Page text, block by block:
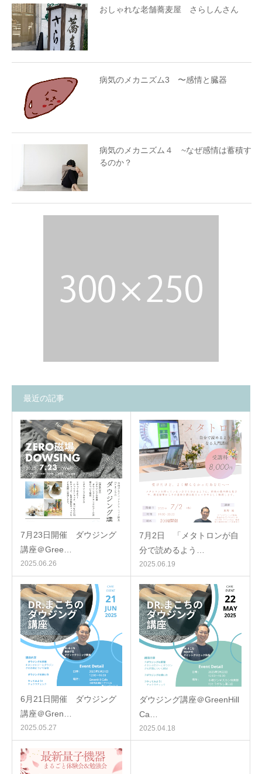
おしゃれな老舗蕎麦屋 さらしんさん
病気のメカニズム3 〜感情と臓器
病気のメカニズム４ ~なぜ感情は蓄積す
るのか？
最近の記事
7月23日開催 ダウジング
講座＠Gree…
2025.06.26
7月2日 「メタトロンが自
分で読めるよう…
2025.06.19
6月21日開催 ダウジング
講座＠Gren…
2025.05.27
ダウジング講座＠GreenHill
Ca…
2025.04.18